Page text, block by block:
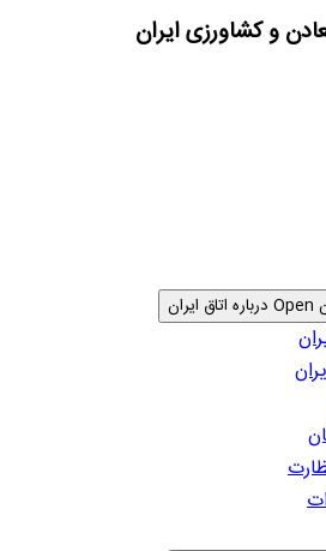
و کشاورزی ایران
Open درباره اتاق ایران